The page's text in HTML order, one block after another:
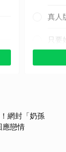
真人
只要
網封「奶孫
戀情